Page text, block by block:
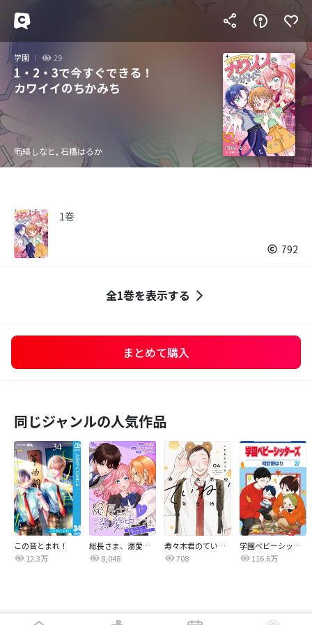
学園 29
1・2・3で今すぐできる！
カワイイのちかみち
雨縞しなと, 石橋はるか
1巻
792
全1巻を表示する
まとめて購入
同じジャンルの人気作品
この音とまれ！
12.3万
総長さま、溺愛中につき。～最強イケメンと愛され寮生活！？～ 分冊版
8,048
寿々木君のていねいな生活
708
学園ベビーシッターズ
116.6万